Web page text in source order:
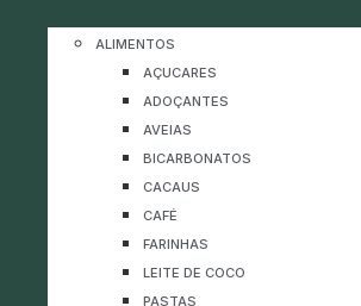
ALIMENTOS
AÇUCARES
ADOÇANTES
AVEIAS
BICARBONATOS
CACAUS
CAFÉ
FARINHAS
LEITE DE COCO
PASTAS